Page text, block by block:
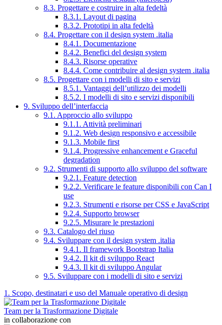
8.3. Progettare e costruire in alta fedeltà
8.3.1. Layout di pagina
8.3.2. Prototipi in alta fedeltà
8.4. Progettare con il design system .italia
8.4.1. Documentazione
8.4.2. Benefici del design system
8.4.3. Risorse operative
8.4.4. Come contribuire al design system .italia
8.5. Progettare con i modelli di sito e servizi
8.5.1. Vantaggi dell’utilizzo dei modelli
8.5.2. I modelli di sito e servizi disponibili
9. Sviluppo dell’interfaccia
9.1. Approccio allo sviluppo
9.1.1. Attività preliminari
9.1.2. Web design responsivo e accessibile
9.1.3. Mobile first
9.1.4. Progressive enhancement e Graceful
degradation
9.2. Strumenti di supporto allo sviluppo del software
9.2.1. Feature detection
9.2.2. Verificare le feature disponibili con Can I
use
9.2.3. Strumenti e risorse per CSS e JavaScript
9.2.4. Supporto browser
9.2.5. Misurare le prestazioni
9.3. Catalogo del riuso
9.4. Sviluppare con il design system .italia
9.4.1. Il framework Bootstrap Italia
9.4.2. Il kit di sviluppo React
9.4.3. Il kit di sviluppo Angular
9.5. Sviluppare con i modelli di sito e servizi
1. Scopo, destinatari e uso del Manuale operativo di design
Team per la Trasformazione Digitale
in collaborazione con